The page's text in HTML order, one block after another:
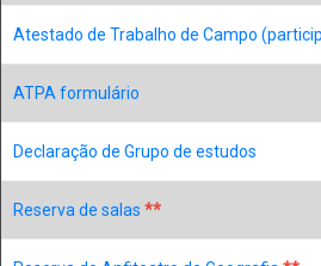
Atestado de Trabalho de Campo
ATPA formulário
Declaração de Grupo de estudos
Reserva de salas **